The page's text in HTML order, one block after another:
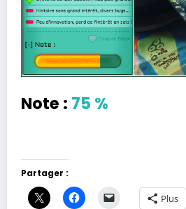
Note : 75 %
Partager :
Plus